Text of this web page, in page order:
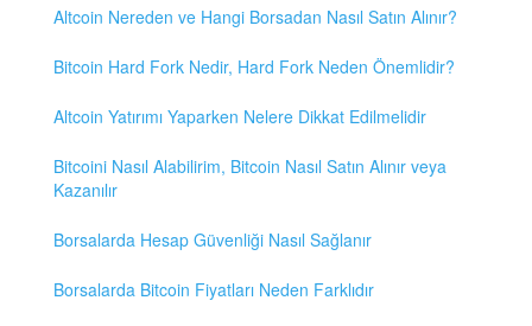
Altcoin Nereden ve Hangi Borsadan Nasıl Satın Alınır?
Bitcoin Hard Fork Nedir, Hard Fork Neden Önemlidir?
Altcoin Yatırımı Yaparken Nelere Dikkat Edilmelidir
Bitcoini Nasıl Alabilirim, Bitcoin Nasıl Satın Alınır veya
Kazanılır
Borsalarda Hesap Güvenliği Nasıl Sağlanır
Borsalarda Bitcoin Fiyatları Neden Farklıdır